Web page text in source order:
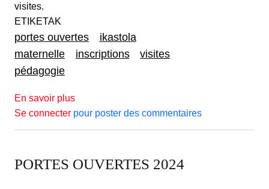
visites.
ETIKETAK
portes ouvertes
ikastola
maternelle
inscriptions
visites
pédagogie
En savoir plussur ZATO ! VIENS À L'IKASTOLA !
Se connecter pour poster des commentaires
PORTES OUVERTES 2024